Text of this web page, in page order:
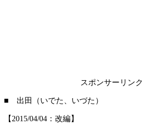
スポンサーリンク
■ 出田（いでた、いづた）
【2015/04/04：改編】